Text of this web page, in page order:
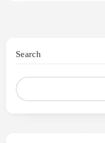
Search